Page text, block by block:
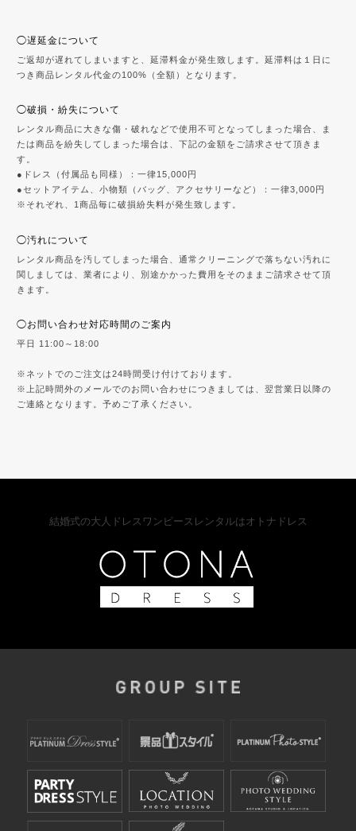
◯遅延金について
ご返却が遅れてしまいますと、延滞料金が発生致します。延滞料は１日に
つき商品レンタル代金の100%（全額）となります。
◯破損・紛失について
レンタル商品に大きな傷・破れなどで使用不可となってしまった場合、ま
たは商品を紛失してしまった場合は、下記の金額をご請求させて頂きま
す。
●ドレス（付属品も同様）：一律15,000円
●セットアイテム、小物類（バッグ、アクセサリーなど）：一律3,000円
※それぞれ、1商品毎に破損紛失料が発生致します。
◯汚れについて
レンタル商品を汚してしまった場合、通常クリーニングで落ちない汚れに
関しましては、業者により、別途かかった費用をそのままご請求させて頂
きます。
◯お問い合わせ対応時間のご案内
平日 11:00～18:00
※ネットでのご注文は24時間受け付けております。
※上記時間外のメールでのお問い合わせにつきましては、翌営業日以降の
ご連絡となります。予めご了承ください。
結婚式の大人ドレスワンピースレンタルはオトナドレス